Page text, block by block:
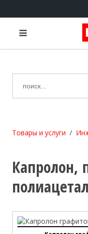
Товары и услуги
Капролон,